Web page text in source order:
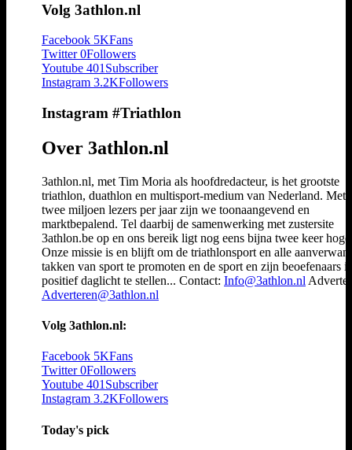
Volg 3athlon.nl
Facebook 5KFans
Twitter 0Followers
Youtube 401 Subscriber
Instagram 3.2KFollowers
Instagram #Triathlon
Over 3athlon.nl
3athlon.nl, met Tim Moria als hoofdredacteur, is het grootste
triathlon, duathlon en multisport-medium van Nederland. Met
twee miljoen lezers per jaar zijn we toonaangevend en
marktbepalend. Tel daarbij de samenwerking met zustersite
3athlon.be op en ons bereik ligt nog eens bijna twee keer
Onze missie is en blijft om de triathlonsport en alle
takken van sport te promoten en de sport en zijn beoefenaars
positief daglicht te stellen... Contact: Info@3athlon.nl
Adverteren@3athlon.nl
Volg 3athlon.nl:
Facebook 5KFans
Twitter 0Followers
Youtube 401Subscriber
Instagram 3.2KFollowers
Today's pick